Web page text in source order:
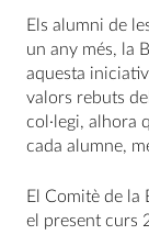
Els alumni de
un any més, la
aquesta
valors rebuts
col·legi, alhora
cada alumne,
El Comitè de la
el present curs